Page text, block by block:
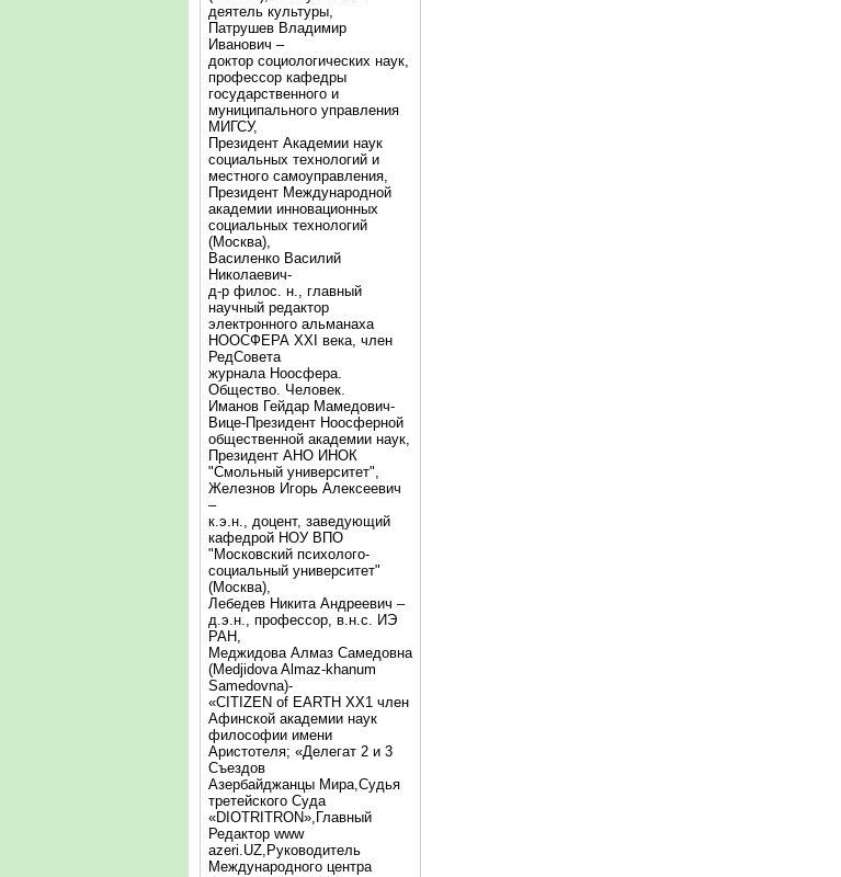
деятель культуры,
Патрушев Владимир
Иванович –
доктор социологических наук,
профессор кафедры
государственного и
муниципального управления
МИГСУ,
Президент Академии наук
социальных технологий и
местного самоуправления,
Президент Международной
академии инновационных
социальных технологий
(Москва),
Василенко Василий
Николаевич-
д-р филос. н., главный
научный редактор
электронного альманаха
НООСФЕРА XXI века, член
РедСовета
журнала Ноосфера.
Общество. Человек.
Иманов Гейдар Мамедович-
Вице-Президент Ноосферной
общественной академии наук,
Президент АНО ИНОК
"Смольный университет",
Железнов Игорь Алексеевич
–
к.э.н., доцент, заведующий
кафедрой НОУ ВПО
"Московский психолого-
социальный университет"
(Москва),
Лебедев Никита Андреевич –
д.э.н., профессор, в.н.с. ИЭ
РАН,
Меджидова Алмаз Самедовна
(Medjidova Almaz-khanum
Samedovna)-
«CITIZEN of EARTH XX1 член
Афинской академии наук
философии имени
Аристотеля; «Делегат 2 и 3
Съездов
Азербайджанцы Мира,Судья
третейского Суда
«DIOTRITRON»,Главный
Редактор www
azeri.UZ,Руководитель
Международного центра